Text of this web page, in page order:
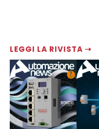
LEGGI LA RIVISTA ⇢